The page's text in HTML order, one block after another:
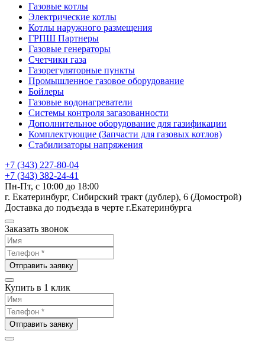
Газовые котлы
Электрические котлы
Котлы наружного размещения
ГРПШ Партнеры
Газовые генераторы
Счетчики газа
Газорегуляторные пункты
Промышленное газовое оборудование
Бойлеры
Газовые водонагреватели
Системы контроля загазованности
Дополнительное оборудование для газификации
Комплектующие (Запчасти для газовых котлов)
Стабилизаторы напряжения
+7 (343) 227-80-04
+7 (343) 382-24-41
Пн-Пт, с 10:00 до 18:00
г. Екатеринбург, Сибирский тракт (дублер), 6 (Домострой)
Доставка до подъезда в черте г.Екатеринбурга
Заказать звонок
Отправить заявку
Купить в 1 клик
Отправить заявку